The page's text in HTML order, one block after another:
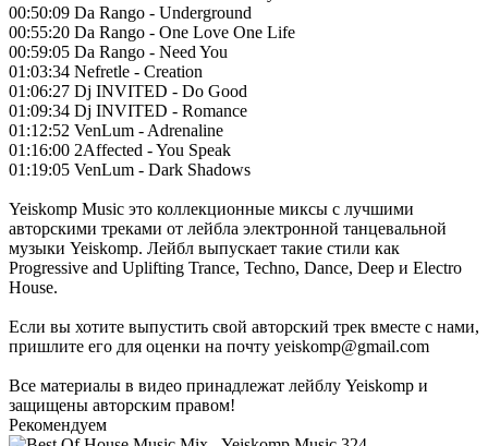
00:50:09 Da Rango - Underground
00:55:20 Da Rango - One Love One Life
00:59:05 Da Rango - Need You
01:03:34 Nefretle - Creation
01:06:27 Dj INVITED - Do Good
01:09:34 Dj INVITED - Romance
01:12:52 VenLum - Adrenaline
01:16:00 2Affected - You Speak
01:19:05 VenLum - Dark Shadows
Yeiskomp Music это коллекционные миксы с лучшими
авторскими треками от лейбла электронной танцевальной
музыки Yeiskomp. Лейбл выпускает такие стили как
Progressive and Uplifting Trance, Techno, Dance, Deep и Electro
House.
Если вы хотите выпустить свой авторский трек вместе с нами,
пришлите его для оценки на почту yeiskomp@gmail.com
Все материалы в видео принадлежат лейблу Yeiskomp и
защищены авторским правом!
Рекомендуем